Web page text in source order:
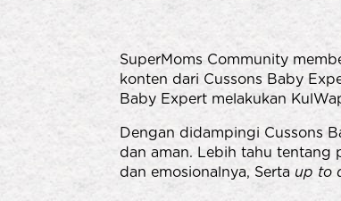
SuperMoms Community
konten dari Cussons Baby
Baby Expert melakukan
Dengan didampingi Cussons
dan aman. Lebih tahu tentang
dan emosionalnya, Serta up to